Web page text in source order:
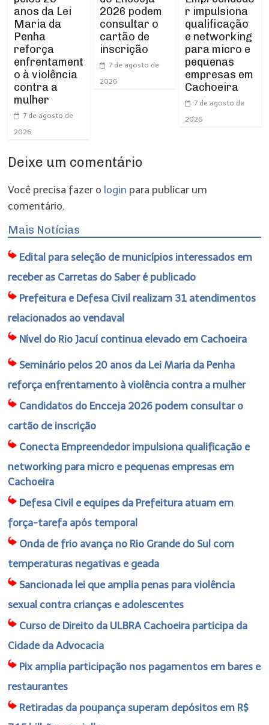
anos da Lei
Maria da
Penha
reforça
enfrentament
o à violência
contra a
mulher
7 de agosto de
2026
2026 podem
consultar o
cartão de
inscrição
7 de agosto de
2026
r impulsiona
qualificação
e networking
para micro e
pequenas
empresas em
Cachoeira
7 de agosto de
2026
Deixe um comentário
Você precisa fazer o login para publicar um
comentário.
Mais Notícias
Edital para seleção de municípios interessados em
receber as Carretas do Saber é publicado
Prefeitura e Defesa Civil realizam 31 atendimentos
relacionados ao vendaval
Nível do Rio Jacuí continua elevado em Cachoeira
Seminário pelos 20 anos da Lei Maria da Penha
reforça enfrentamento à violência contra a mulher
Candidatos do Encceja 2026 podem consultar o
cartão de inscrição
Conecta Empreendedor impulsiona qualificação e
networking para micro e pequenas empresas em
Cachoeira
Defesa Civil e equipes da Prefeitura atuam em
força-tarefa após temporal
Onda de frio avança no Rio Grande do Sul com
temperaturas negativas e geada
Sancionada lei que amplia penas para violência
sexual contra crianças e adolescentes
Curso de Direito da ULBRA Cachoeira participa da
Cidade da Advocacia
Pix amplia participação nos pagamentos em bares e
restaurantes
Retiradas da poupança superam depósitos em R$